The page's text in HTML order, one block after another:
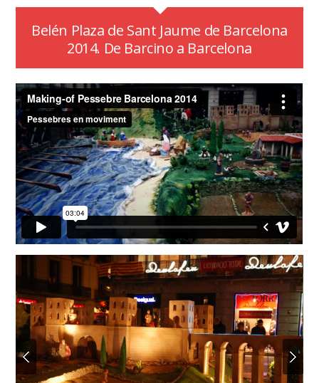
Belén Plaza de Sant Jaume de Barcelona
2014. De Barcino a Barcelona